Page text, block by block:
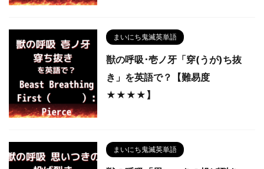
まいにち鬼滅英単語
獣の呼吸･壱ノ牙「穿(うが)ち抜
き」を英語で？【難易度
★★★★】
まいにち鬼滅英単語